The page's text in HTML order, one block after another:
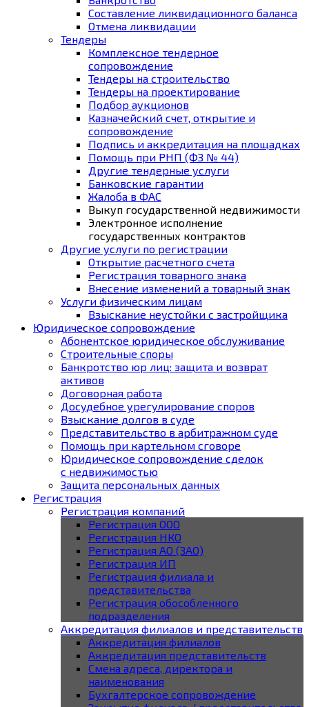
Составление ликвидационного баланса
Отмена ликвидации
Тендеры
Комплексное тендерное
сопровождение
Тендеры на строительство
Тендеры на проектирование
Подбор аукционов
Казначейский счет, открытие и
сопровождение
Подпись и аккредитация на площадках
Помощь при РНП (ФЗ № 44)
Другие тендерные услуги
Банковские гарантии
Жалоба в ФАС
Выкуп государственной недвижимости
Электронное исполнение
государственных контрактов
Другие услуги по регистрации
Открытие расчетного счета
Регистрация товарного знака
Внесение изменений а товарный знак
Услуги физическим лицам
Взыскание неустойки с застройщика
Юридическое сопровождение
Абонентское юридическое обслуживание
Строительные споры
Банкротство юр лиц: защита и возврат
активов
Договорная работа
Досудебное урегулирование споров
Взыскание долгов в суде
Представительство в арбитражном суде
Помощь при картельном сговоре
Юридическое cопровождение сделок
с недвижимостью
Защита персональных данных
Регистрация
Регистрация компаний
Регистрация ООО
Регистрация НКО
Регистрация АО (ЗАО)
Регистрация ИП
Регистрация филиала и
представительства
Регистрация обособленного
подразделения
Аккредитация филиалов и представительств
Аккредитация филиалов
Аккредитация представительств
Смена адреса, директора и
наименования
Бухгалтерское сопровождение